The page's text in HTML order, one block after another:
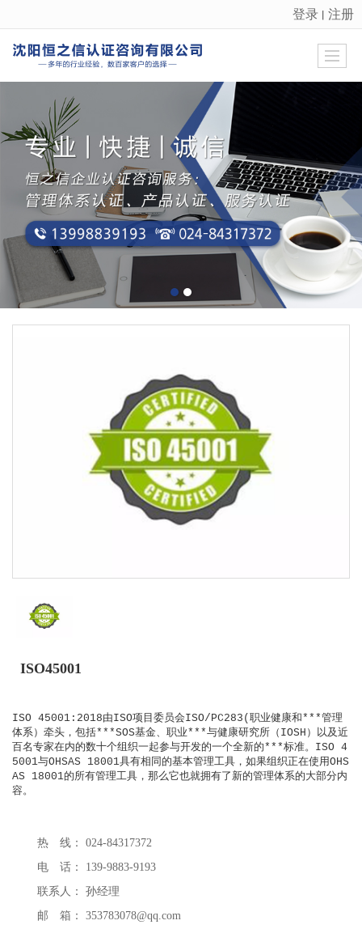
很遗憾，因您的浏览器版本过低导致无法获得最佳浏览体验，推荐下载安装谷歌浏览器！
登录 丨 注册
ISO45001
ISO 45001:2018由ISO项目委员会ISO/PC283(职业健康和***管理
体系）牵头，包括***SOS基金、职业***与健康研究所（IOSH）以及近
百名专家在内的数十个组织一起参与开发的一个全新的***标准。ISO 4
5001与OHSAS 18001具有相同的基本管理工具，如果组织正在使用OHS
AS 18001的所有管理工具，那么它也就拥有了新的管理体系的大部分内
容。
热 线：
024-84317372
电 话：
139-9883-9193
联系人：
孙经理
邮 箱：
353783078@qq.com